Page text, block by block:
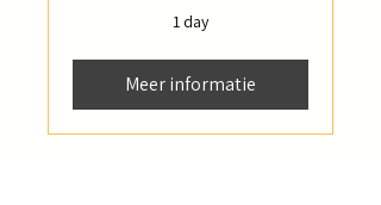
1 day
Meer informatie